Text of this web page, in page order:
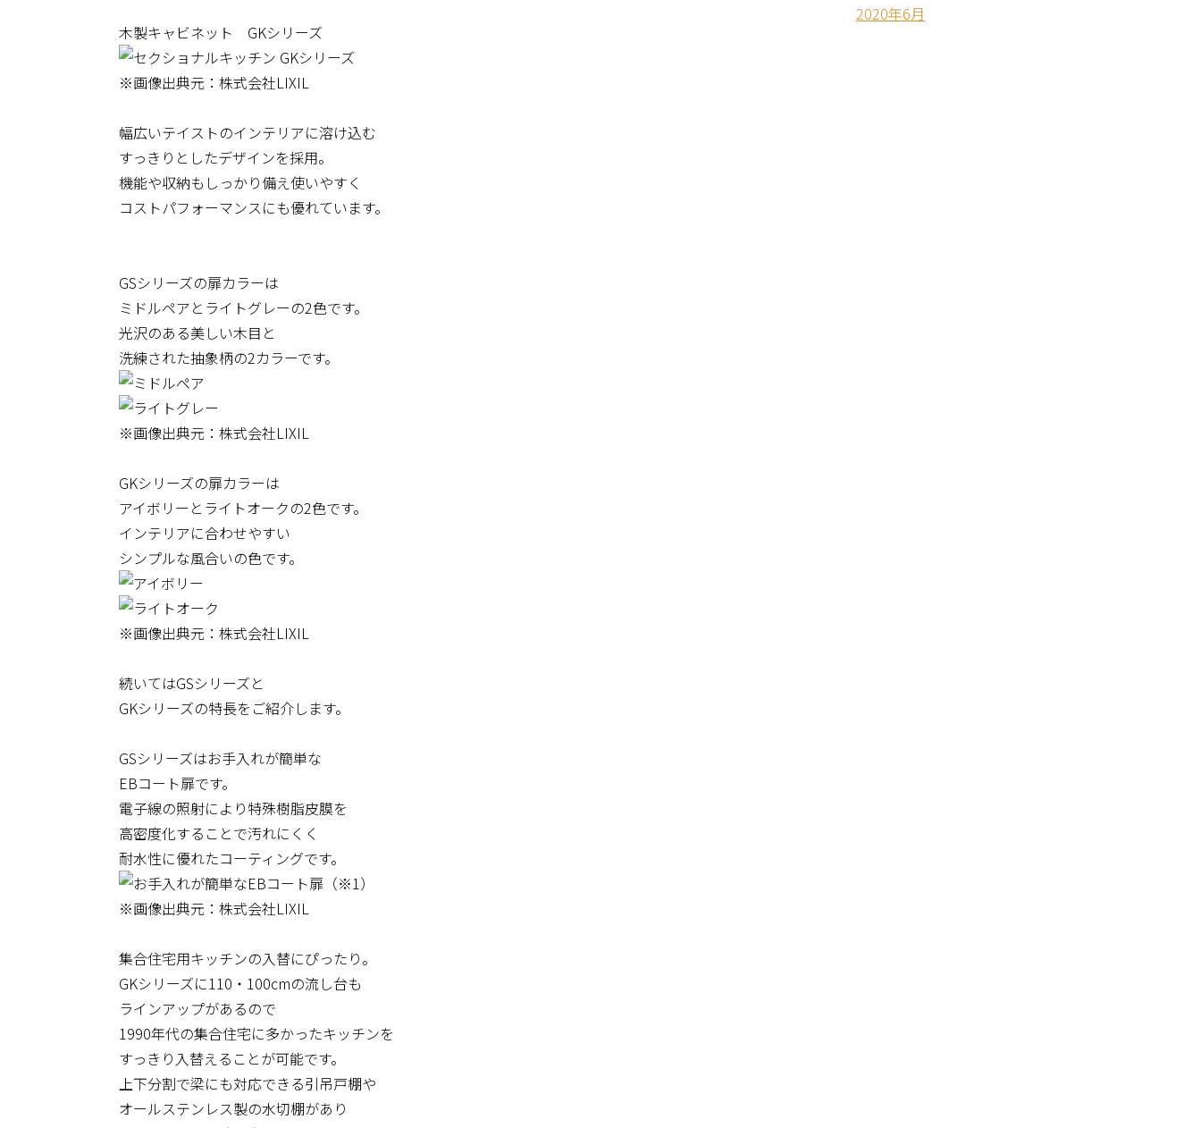
木製キャビネット GKシリーズ
※画像出典元：株式会社LIXIL
幅広いテイストのインテリアに溶け込む
すっきりとしたデザインを採用。
機能や収納もしっかり備え使いやすく
コストパフォーマンスにも優れています。
GSシリーズの扉カラーは
ミドルペアとライトグレーの2色です。
光沢のある美しい木目と
洗練された抽象柄の2カラーです。
※画像出典元：株式会社LIXIL
GKシリーズの扉カラーは
アイボリーとライトオークの2色です。
インテリアに合わせやすい
シンプルな風合いの色です。
※画像出典元：株式会社LIXIL
続いてはGSシリーズと
GKシリーズの特長をご紹介します。
GSシリーズはお手入れが簡単な
EBコート扉です。
電子線の照射により特殊樹脂皮膜を
高密度化することで汚れにくく
耐水性に優れたコーティングです。
※画像出典元：株式会社LIXIL
集合住宅用キッチンの入替にぴったり。
GKシリーズに110・100cmの流し台も
ラインアップがあるので
1990年代の集合住宅に多かったキッチンを
すっきり入替えることが可能です。
上下分割で梁にも対応できる引吊戸棚や
オールステンレス製の水切棚があり
2020年6月